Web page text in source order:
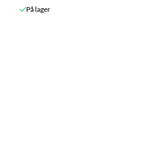
På lager